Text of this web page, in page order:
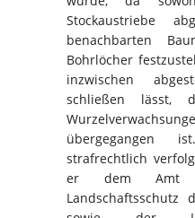
Stockaustriebe
benachbarten
Bohrlöcher
inzwischen
schließen lässt,
strafrechtlich
er dem Amt
Landschaftsschutz